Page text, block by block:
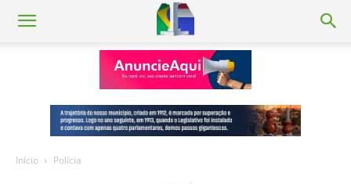
Início Polícia